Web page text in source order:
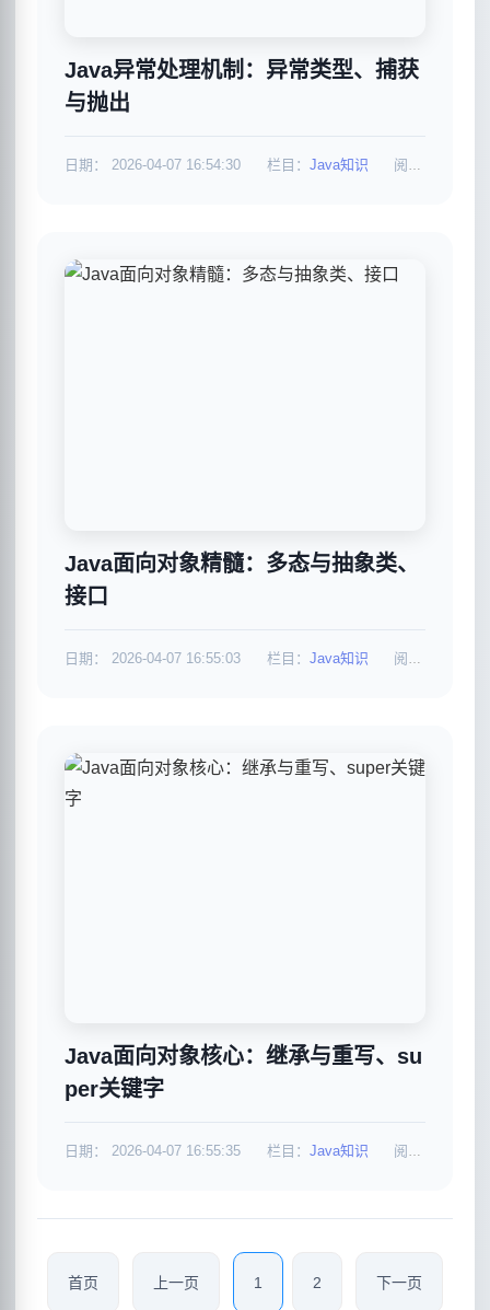
Java异常处理机制：异常类型、捕获
与抛出
日期： 2026-04-07 16:54:30 栏目： Java知识 阅读：859
Java面向对象精髓：多态与抽象类、
接口
日期： 2026-04-07 16:55:03 栏目： Java知识 阅读：655
Java面向对象核心：继承与重写、su
per关键字
日期： 2026-04-07 16:55:35 栏目： Java知识 阅读：1039
首页 上一页 1 2 下一页